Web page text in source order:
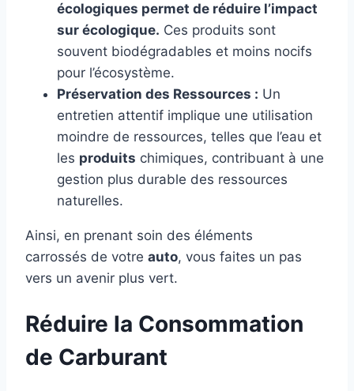
écologiques permet de réduire l’impact
sur écologique. Ces produits sont
souvent biodégradables et moins nocifs
pour l’écosystème.
Préservation des Ressources : Un
entretien attentif implique une utilisation
moindre de ressources, telles que l’eau et
les produits chimiques, contribuant à une
gestion plus durable des ressources
naturelles.
Ainsi, en prenant soin des éléments
carrossés de votre auto, vous faites un pas
vers un avenir plus vert.
Réduire la Consommation
de Carburant